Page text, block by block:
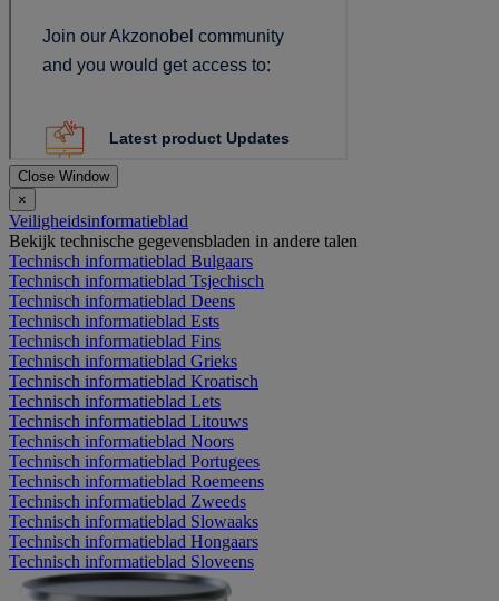
Close Window
×
Veiligheidsinformatieblad
Bekijk technische gegevensbladen in andere talen
Technisch informatieblad Bulgaars
Technisch informatieblad Tsjechisch
Technisch informatieblad Deens
Technisch informatieblad Ests
Technisch informatieblad Fins
Technisch informatieblad Grieks
Technisch informatieblad Kroatisch
Technisch informatieblad Lets
Technisch informatieblad Litouws
Technisch informatieblad Noors
Technisch informatieblad Portugees
Technisch informatieblad Roemeens
Technisch informatieblad Zweeds
Technisch informatieblad Slowaaks
Technisch informatieblad Hongaars
Technisch informatieblad Sloveens